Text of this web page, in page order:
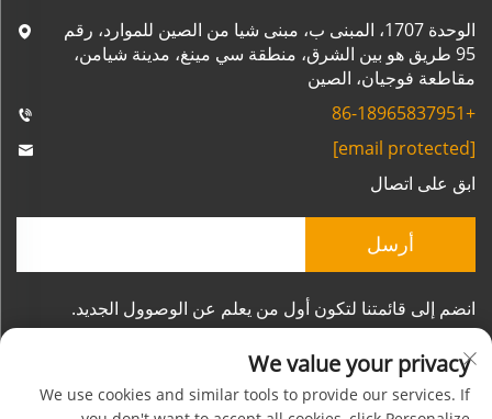
الوحدة 1707، المبنى ب، مبنى شيا من الصين للموارد، رقم
95 طريق هو بين الشرق، منطقة سي مينغ، مدينة شيامن،
مقاطعة فوجيان، الصين
+86-18965837951
[email protected]
ابق على اتصال
أرسل
انضم إلى قائمتنا لتكون أول من يعلم عن الوصوول الجديد.
We value your privacy
We use cookies and similar tools to provide our services. If